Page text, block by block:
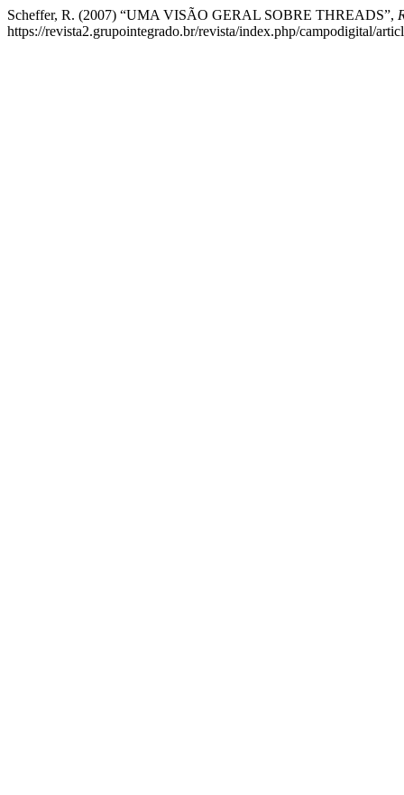
Scheffer, R. (2007) “UMA VISÃO GERAL SOBRE THREADS”,
https://revista2.grupointegrado.br/revista/index.php/campodigital/